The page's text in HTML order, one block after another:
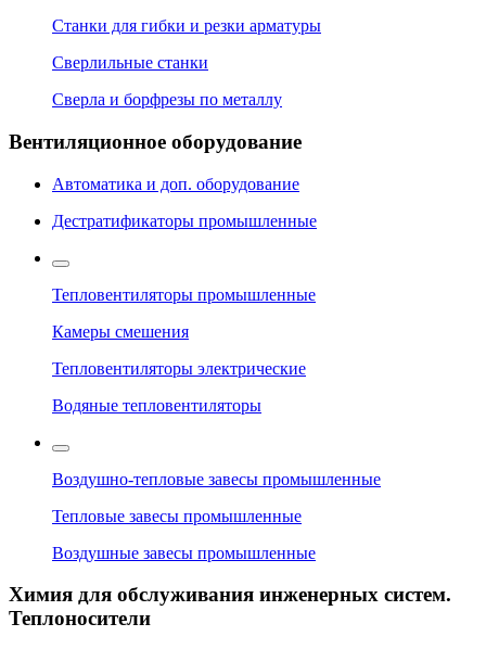
Станки для гибки и резки арматуры
Сверлильные станки
Сверла и борфрезы по металлу
Вентиляционное оборудование
Автоматика и доп. оборудование
Дестратификаторы промышленные
Тепловентиляторы промышленные
Камеры смешения
Тепловентиляторы электрические
Водяные тепловентиляторы
Воздушно-тепловые завесы промышленные
Тепловые завесы промышленные
Воздушные завесы промышленные
Химия для обслуживания инженерных систем.
Теплоносители